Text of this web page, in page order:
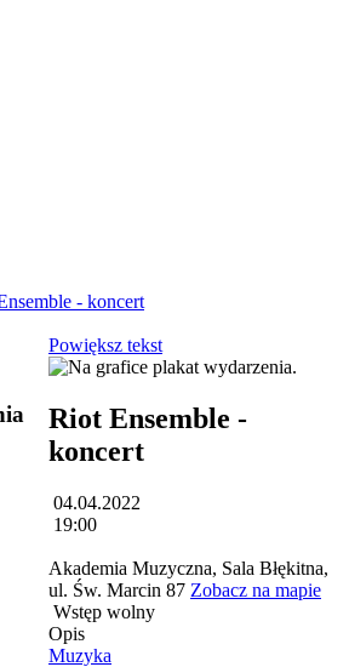
- koncert
Powiększ tekst
Riot Ensemble -
koncert
04.04.2022
19:00
Akademia Muzyczna, Sala Błękitna,
ul. Św. Marcin 87 Zobacz na mapie
Wstęp wolny
Opis
Muzyka